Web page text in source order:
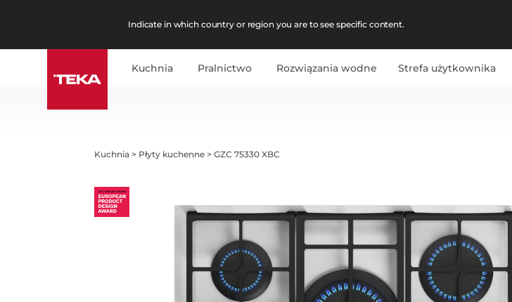
Indicate in which country or region you are to see specific content.
Kuchnia Pralnictwo Rozwiązania wodne Strefa użytkownika
Kuchnia > Płyty kuchenne >GZC 75330 XBC